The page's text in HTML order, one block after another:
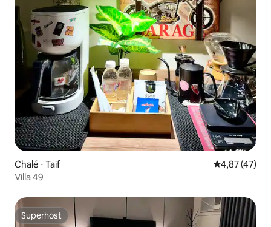
Chalé ⋅ Taif 4,87 de uma
4,87 (47)
Villa 49
Superhost
Superhost